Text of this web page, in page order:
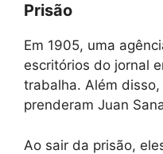
Prisão
Em 1905, uma
escritórios do jornal
trabalha. Além
prenderam Juan
Ao sair da prisão,